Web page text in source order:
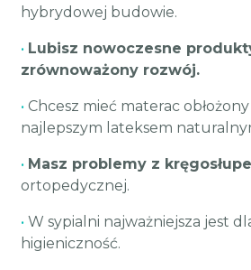
hybrydowej budowie.
• Lubisz nowoczesne
zrównoważony rozwój.
• Chcesz mieć materac
najlepszym lateksem
• Masz problemy z
ortopedycznej.
• W sypialni najważniejsza jest
higieniczność.